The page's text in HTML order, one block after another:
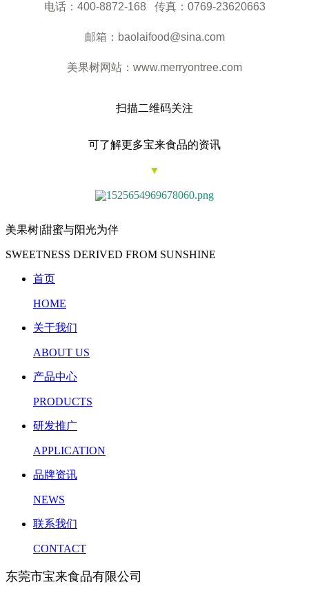
电话：400-8872-168 传真：0769-23620663
邮箱：baolaifood@sina.com
美果树网站：www.merryontree.com
扫描二维码关注
可了解更多宝来食品的资讯
▼
美果树|甜蜜与阳光为伴
SWEETNESS DERIVED FROM SUNSHINE
首页
HOME
关于我们
ABOUT US
产品中心
PRODUCTS
研发推广
APPLICATION
品牌资讯
NEWS
联系我们
CONTACT
东莞市宝来食品有限公司